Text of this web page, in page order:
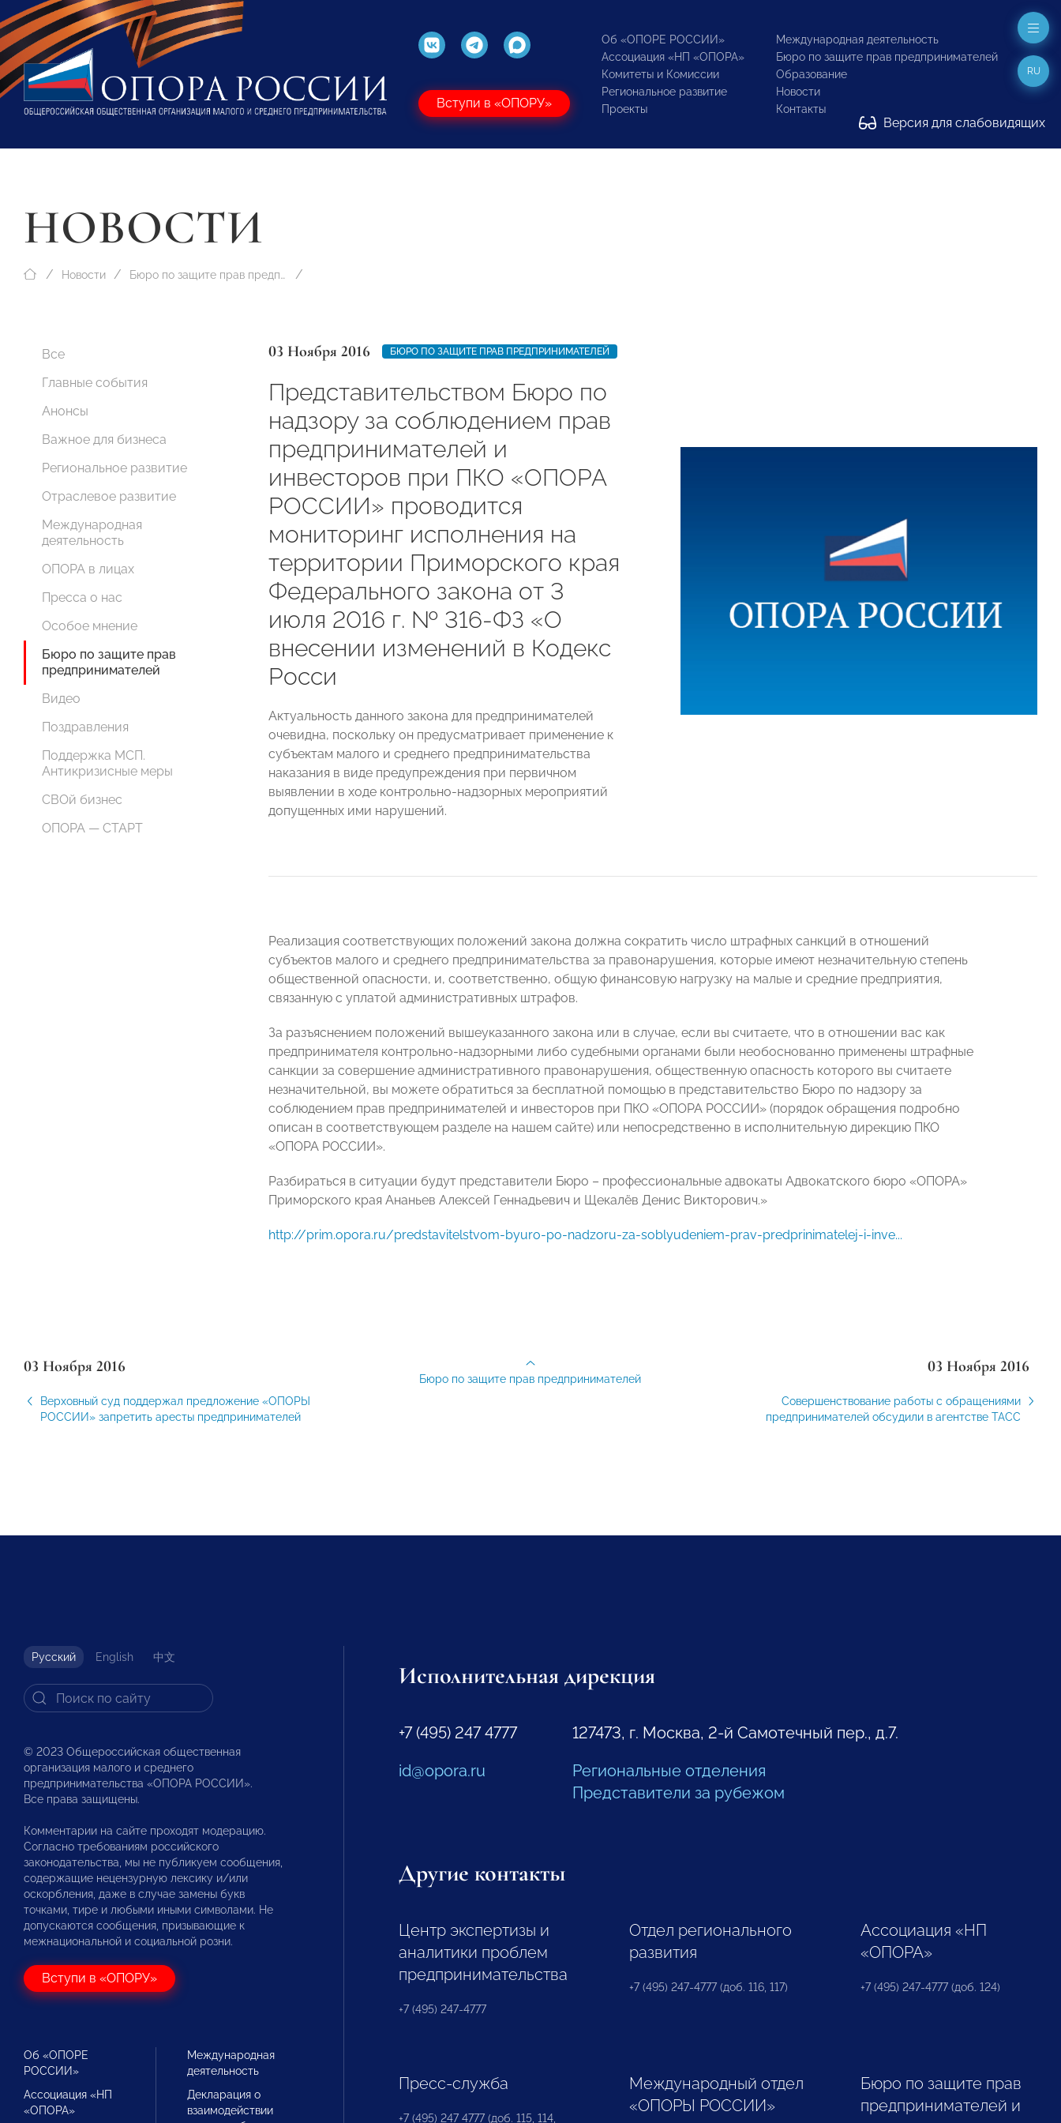
Вступи в «ОПОРУ»
Об «ОПОРЕ РОССИИ»
Ассоциация «НП «ОПОРА»
Комитеты и Комиссии
Региональное развитие
Проекты
Международная деятельность
Бюро по защите прав предпринимателей
Образование
Новости
Контакты
Версия для слабовидящих
RU
НОВОСТИ
Новости Бюро по защите прав предпринимателей
Все
Главные события
Анонсы
Важное для бизнеса
Региональное развитие
Отраслевое развитие
Международная
деятельность
ОПОРА в лицах
Пресса о нас
Особое мнение
Бюро по защите прав
предпринимателей
Видео
Поздравления
Поддержка МСП.
Антикризисные меры
СВОй бизнес
ОПОРА — СТАРТ
03 Ноября 2016 БЮРО ПО ЗАЩИТЕ ПРАВ ПРЕДПРИНИМАТЕЛЕЙ
Представительством Бюро по
надзору за соблюдением прав
предпринимателей и
инвесторов при ПКО «ОПОРА
РОССИИ» проводится
мониторинг исполнения на
территории Приморского края
Федерального закона от 3
июля 2016 г. № 316-ФЗ «О
внесении изменений в Кодекс
Росси
Актуальность данного закона для предпринимателей
очевидна, поскольку он предусматривает применение к
субъектам малого и среднего предпринимательства
наказания в виде предупреждения при первичном
выявлении в ходе контрольно-надзорных мероприятий
допущенных ими нарушений.
Реализация соответствующих положений закона должна сократить число штрафных санкций в отношений
субъектов малого и среднего предпринимательства за правонарушения, которые имеют незначительную степень
общественной опасности, и, соответственно, общую финансовую нагрузку на малые и средние предприятия,
связанную с уплатой административных штрафов.
За разъяснением положений вышеуказанного закона или в случае, если вы считаете, что в отношении вас как
предпринимателя контрольно-надзорными либо судебными органами были необоснованно применены штрафные
санкции за совершение административного правонарушения, общественную опасность которого вы считаете
незначительной, вы можете обратиться за бесплатной помощью в представительство Бюро по надзору за
соблюдением прав предпринимателей и инвесторов при ПКО «ОПОРА РОССИИ» (порядок обращения подробно
описан в соответствующем разделе на нашем сайте) или непосредственно в исполнительную дирекцию ПКО
«ОПОРА РОССИИ».
Разбираться в ситуации будут представители Бюро – профессиональные адвокаты Адвокатского бюро «ОПОРА»
Приморского края Ананьев Алексей Геннадьевич и Щекалёв Денис Викторович.»
http://prim.opora.ru/predstavitelstvom-byuro-po-nadzoru-za-soblyudeniem-prav-predprinimatelej-i-inve...
03 Ноября 2016
Верховный суд поддержал предложение «ОПОРЫ
РОССИИ» запретить аресты предпринимателей
03 Ноября 2016
Совершенствование работы с обращениями
предпринимателей обсудили в агентстве ТАСС
Бюро по защите прав предпринимателей
Русский English 中文
© 2023 Общероссийская общественная
организация малого и среднего
предпринимательства «ОПОРА РОССИИ».
Все права защищены.
Комментарии на сайте проходят модерацию.
Согласно требованиям российского
законодательства, мы не публикуем сообщения,
содержащие нецензурную лексику и/или
оскорбления, даже в случае замены букв
точками, тире и любыми иными символами. Не
допускаются сообщения, призывающие к
межнациональной и социальной розни.
Вступи в «ОПОРУ»
Об «ОПОРЕ
РОССИИ»
Ассоциация «НП
«ОПОРА»
Международная
деятельность
Декларация о
взаимодействии
Исполнительная дирекция
+7 (495) 247 4777
id@opora.ru
127473, г. Москва, 2-й Самотечный пер., д.7.
Региональные отделения
Представители за рубежом
Другие контакты
Центр экспертизы и
аналитики проблем
предпринимательства
+7 (495) 247-4777
Отдел регионального
развития
+7 (495) 247-4777 (доб. 116, 117)
Ассоциация «НП
«ОПОРА»
+7 (495) 247-4777 (доб. 124)
Пресс-служба
+7 (495) 247 4777 (доб. 115, 114,
Международный отдел
«ОПОРЫ РОССИИ»
Бюро по защите прав
предпринимателей и